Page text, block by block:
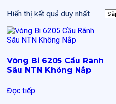
Hiển thị kết quả duy nhất
Vòng Bi 6205 Cầu Rãnh
Sâu NTN Không Nắp
Đọc tiếp